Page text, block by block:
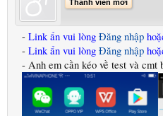
Thành viên mới
- Link ẩn vui lòng Đăng nhập
- Link ẩn vui lòng Đăng nhập
- Anh em cần kéo về test và cmt